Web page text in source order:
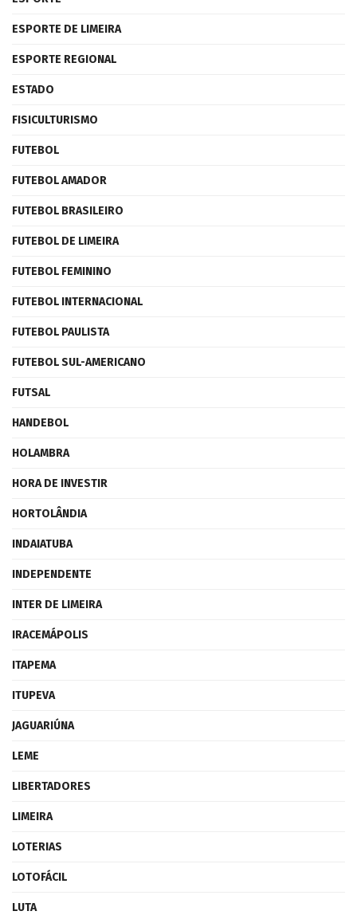
ESPORTE DE LIMEIRA
ESPORTE REGIONAL
ESTADO
FISICULTURISMO
FUTEBOL
FUTEBOL AMADOR
FUTEBOL BRASILEIRO
FUTEBOL DE LIMEIRA
FUTEBOL FEMININO
FUTEBOL INTERNACIONAL
FUTEBOL PAULISTA
FUTEBOL SUL-AMERICANO
FUTSAL
HANDEBOL
HOLAMBRA
HORA DE INVESTIR
HORTOLÂNDIA
INDAIATUBA
INDEPENDENTE
INTER DE LIMEIRA
IRACEMÁPOLIS
ITAPEMA
ITUPEVA
JAGUARIÚNA
LEME
LIBERTADORES
LIMEIRA
LOTERIAS
LOTOFÁCIL
LUTA